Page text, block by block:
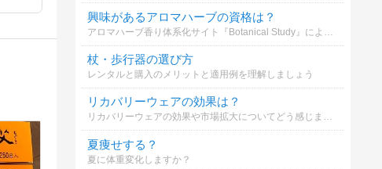
興味があるアロマハーブの資格は？
アロマハーブ香り体系化サイト『Botanical Study』による、アロマ・ハーブ資格の興味度アンケートです！ あなたが気になっている資格を複数選択でお知らせください！ 辞典構築の参考などとして活用させていただきます！
杖・歩行器の選び方
レンタルと購入のメリットと適用例を理解しましょう
リカバリーウェアの効果は？
リカバリーウェアの効果や市場拡大についてどう感じますか？
夏痩せする？
夏に体重変化しますか？